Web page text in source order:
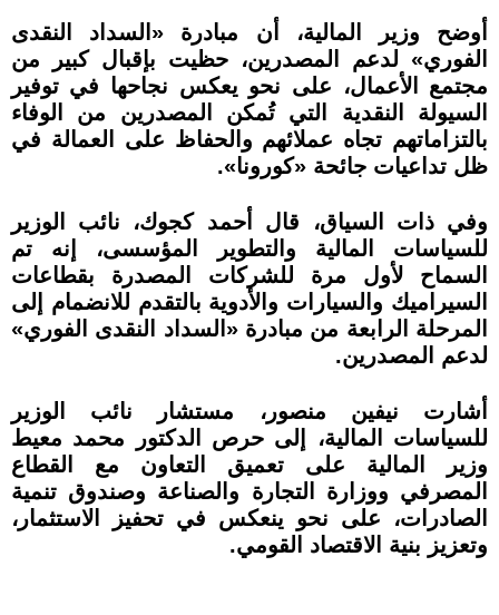
أوضح وزير المالية، أن مبادرة «السداد النقدى
الفوري» لدعم المصدرين، حظيت بإقبال كبير من
مجتمع الأعمال، على نحو يعكس نجاحها في توفير
السيولة النقدية التي تُمكن المصدرين من الوفاء
بالتزاماتهم تجاه عملائهم والحفاظ على العمالة في
ظل تداعيات جائحة «كورونا».
وفي ذات السياق، قال أحمد كجوك، نائب الوزير
للسياسات المالية والتطوير المؤسسى، إنه تم
السماح لأول مرة للشركات المصدرة بقطاعات
السيراميك والسيارات والأدوية بالتقدم للانضمام إلى
المرحلة الرابعة من مبادرة «السداد النقدى الفوري»
لدعم المصدرين.
أشارت نيفين منصور، مستشار نائب الوزير
للسياسات المالية، إلى حرص الدكتور محمد معيط
وزير المالية على تعميق التعاون مع القطاع
المصرفي ووزارة التجارة والصناعة وصندوق تنمية
الصادرات، على نحو ينعكس في تحفيز الاستثمار،
وتعزيز بنية الاقتصاد القومي.